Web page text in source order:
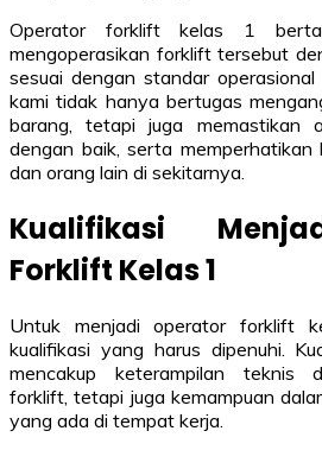
Operator forklift kelas 1
mengoperasikan forklift tersebut
sesuai dengan standar
kami tidak hanya bertugas
barang, tetapi juga memastikan
dengan baik, serta memperhatikan
dan orang lain di sekitarnya.
Kualifikasi
Forklift Kelas 1
Untuk menjadi operator forklift
kualifikasi yang harus dipenuhi.
mencakup keterampilan teknis
forklift, tetapi juga kemampuan
yang ada di tempat kerja.